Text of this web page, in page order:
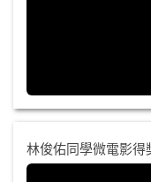
林俊佑同學微電影得